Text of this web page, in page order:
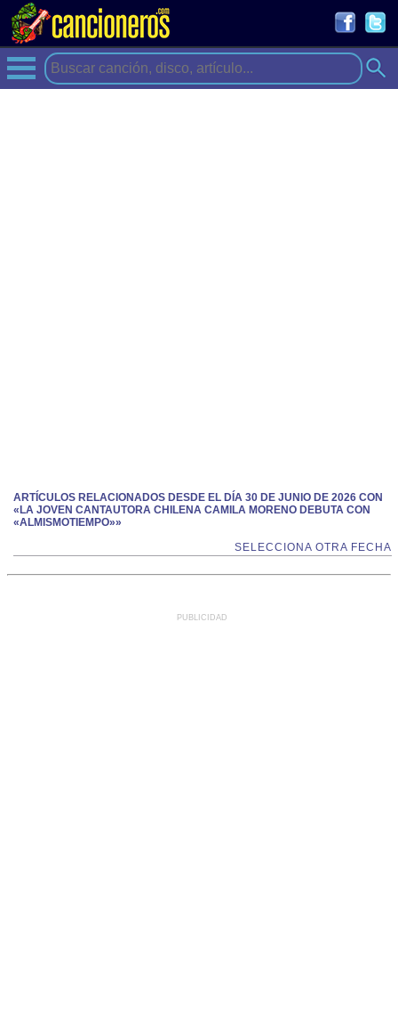
ARTÍCULOS RELACIONADOS DESDE EL DÍA 30 DE JUNIO DE 2026 CON
«LA JOVEN CANTAUTORA CHILENA CAMILA MORENO DEBUTA CON
«ALMISMOTIEMPO»»
SELECCIONA OTRA FECHA
PUBLICIDAD